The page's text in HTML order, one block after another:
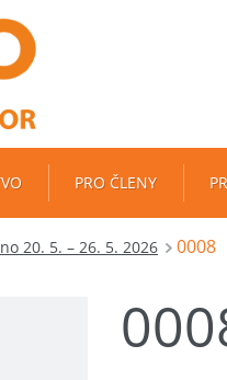
PRO ČLENY
20. 5. – 26. 5. 2026 0008